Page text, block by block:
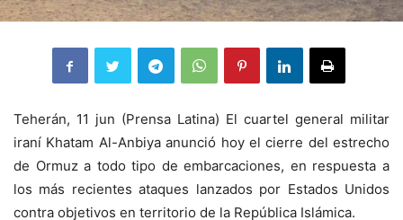
Teherán, 11 jun (Prensa Latina) El cuartel general militar
iraní Khatam Al-Anbiya anunció hoy el cierre del estrecho
de Ormuz a todo tipo de embarcaciones, en respuesta a
los más recientes ataques lanzados por Estados Unidos
contra objetivos en territorio de la República Islámica.